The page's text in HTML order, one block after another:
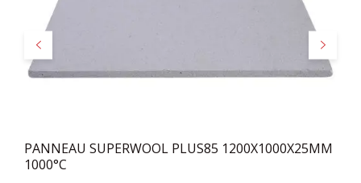
Précédent Suivant
PANNEAU SUPERWOOL PLUS85 1200X1000X25MM
1000°C